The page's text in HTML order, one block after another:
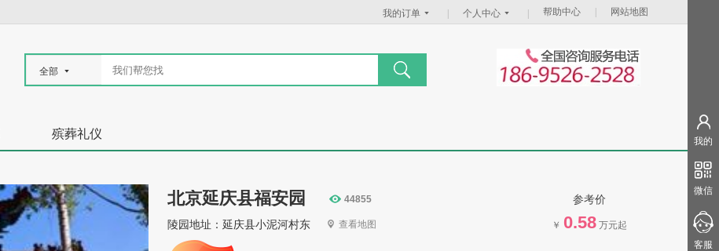
我的订单 个人中心 帮助中心 网站地图
全部
殡葬礼仪
北京延庆县福安园 44855
陵园地址：延庆县小泥河村东 查看地图
参考价
￥ 0.58 万元起
我的
微信
客服